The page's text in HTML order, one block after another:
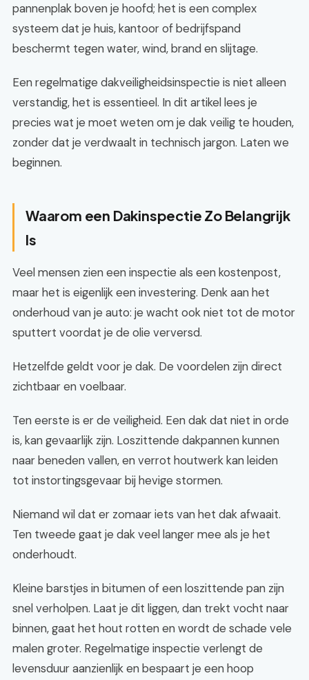
pannenplak boven je hoofd; het is een complex
systeem dat je huis, kantoor of bedrijfspand
beschermt tegen water, wind, brand en slijtage.
Een regelmatige dakveiligheidsinspectie is niet alleen
verstandig, het is essentieel. In dit artikel lees je
precies wat je moet weten om je dak veilig te houden,
zonder dat je verdwaalt in technisch jargon. Laten we
beginnen.
Waarom een Dakinspectie Zo Belangrijk
Is
Veel mensen zien een inspectie als een kostenpost,
maar het is eigenlijk een investering. Denk aan het
onderhoud van je auto: je wacht ook niet tot de motor
sputtert voordat je de olie verversd.
Hetzelfde geldt voor je dak. De voordelen zijn direct
zichtbaar en voelbaar.
Ten eerste is er de veiligheid. Een dak dat niet in orde
is, kan gevaarlijk zijn. Loszittende dakpannen kunnen
naar beneden vallen, en verrot houtwerk kan leiden
tot instortingsgevaar bij hevige stormen.
Niemand wil dat er zomaar iets van het dak afwaait.
Ten tweede gaat je dak veel langer mee als je het
onderhoudt.
Kleine barstjes in bitumen of een loszittende pan zijn
snel verholpen. Laat je dit liggen, dan trekt vocht naar
binnen, gaat het hout rotten en wordt de schade vele
malen groter. Regelmatige inspectie verlengt de
levensduur aanzienlijk en bespaart je een hoop